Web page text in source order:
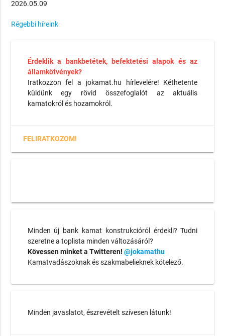
2026.05.09
Régebbi híreink
Érdeklik a bankbetétek, befektetési alapok és az
államkötvények?
Iratkozzon fel a jokamat.hu hírlevelére! Kéthetente
küldünk egy rövid összefoglalót az aktuális
kamatokról és hozamokról.
FELIRATKOZOM!
Minden új bank kamat konstrukcióról érdekli? Tudni
szeretne a toplista minden változásáról?
Kövessen minket a Twitteren! @jokamathu
Kamatvadászoknak és szakmabelieknek kötelező.
Minden javaslatot, észrevételt szívesen látunk!